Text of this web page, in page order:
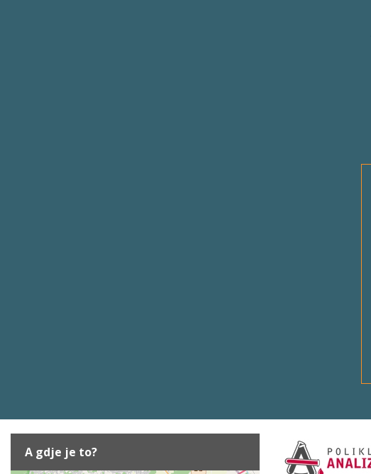
A gdje je to?